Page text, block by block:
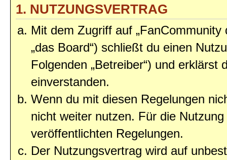
1. NUTZUNGSVERTRAG
Mit dem Zugriff auf
„das Board“) schließt du einen
Folgenden „Betreiber“) und
einverstanden.
Wenn du mit diesen Regelungen
nicht weiter nutzen. Für die
veröffentlichten Regelungen.
Der Nutzungsvertrag wird auf